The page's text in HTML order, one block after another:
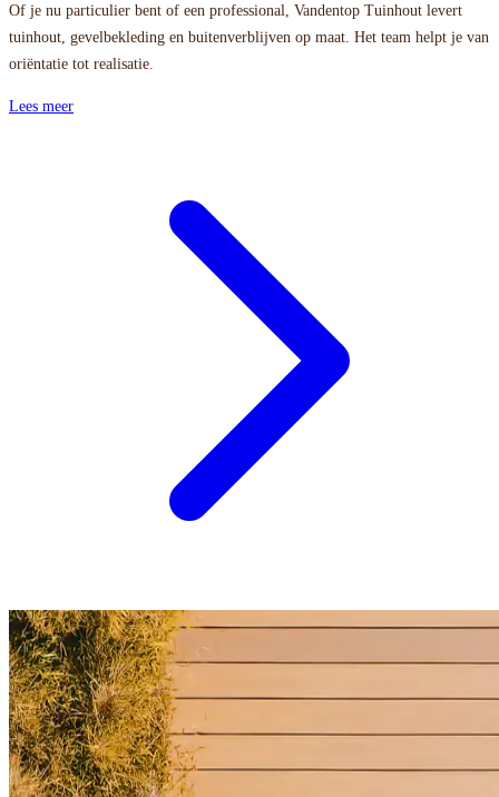
Of je nu particulier bent of een professional, Vandentop Tuinhout levert
tuinhout, gevelbekleding en buitenverblijven op maat. Het team helpt je van
oriëntatie tot realisatie.
Lees meer